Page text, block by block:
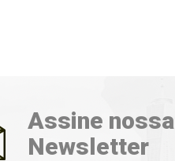
Assine nossa
Newsletter